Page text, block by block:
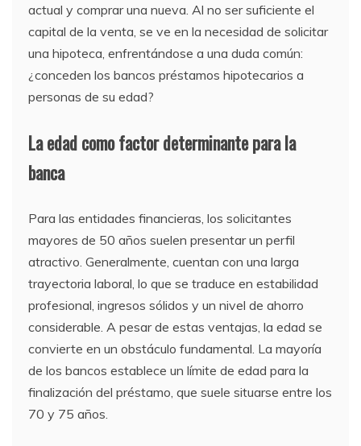
actual y comprar una nueva. Al no ser suficiente el
capital de la venta, se ve en la necesidad de solicitar
una hipoteca, enfrentándose a una duda común:
¿conceden los bancos préstamos hipotecarios a
personas de su edad?
La edad como factor determinante para la
banca
Para las entidades financieras, los solicitantes
mayores de 50 años suelen presentar un perfil
atractivo. Generalmente, cuentan con una larga
trayectoria laboral, lo que se traduce en estabilidad
profesional, ingresos sólidos y un nivel de ahorro
considerable. A pesar de estas ventajas, la edad se
convierte en un obstáculo fundamental. La mayoría
de los bancos establece un límite de edad para la
finalización del préstamo, que suele situarse entre los
70 y 75 años.